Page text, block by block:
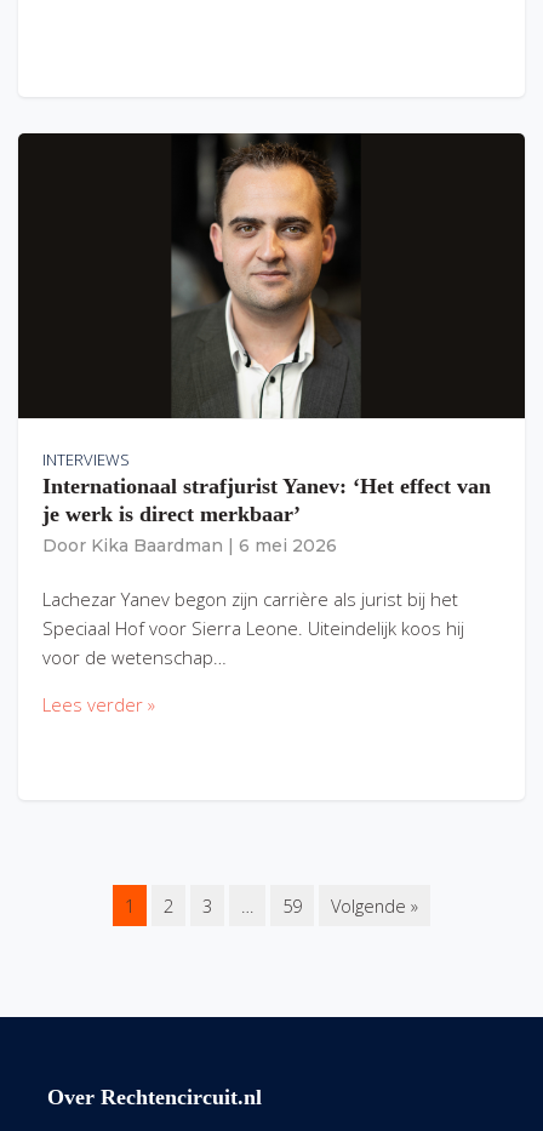
INTERVIEWS
Internationaal strafjurist Yanev: ‘Het effect van
je werk is direct merkbaar’
Door Kika Baardman 6 mei 2026
Lachezar Yanev begon zijn carrière als jurist bij het
Speciaal Hof voor Sierra Leone. Uiteindelijk koos hij
voor de wetenschap…
Lees verder »
1 2 3 … 59 Volgende »
Over Rechtencircuit.nl